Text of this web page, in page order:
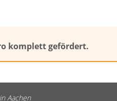
komplett gefördert.
Aachen